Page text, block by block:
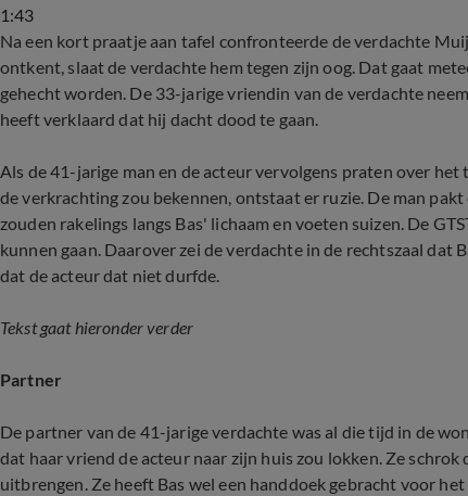
1:43
Na een kort praatje aan tafel confronteerde de verdachte
ontkent, slaat de verdachte hem tegen zijn oog. Dat gaat
gehecht worden. De 33-jarige vriendin van de verdachte
heeft verklaard dat hij dacht dood te gaan.
Als de 41-jarige man en de acteur vervolgens praten over
de verkrachting zou bekennen, ontstaat er ruzie. De man
zouden rakelings langs Bas' lichaam en voeten suizen. De
kunnen gaan. Daarover zei de verdachte in de rechtszaal dat
dat de acteur dat niet durfde.
Tekst gaat hieronder verder
Partner
De partner van de 41-jarige verdachte was al die tijd in de
dat haar vriend de acteur naar zijn huis zou lokken. Ze
uitbrengen. Ze heeft Bas wel een handdoek gebracht voor